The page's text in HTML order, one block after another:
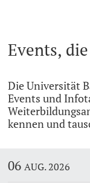
Events,
Die Universität
Events und
kennen und
06AUG. 2026